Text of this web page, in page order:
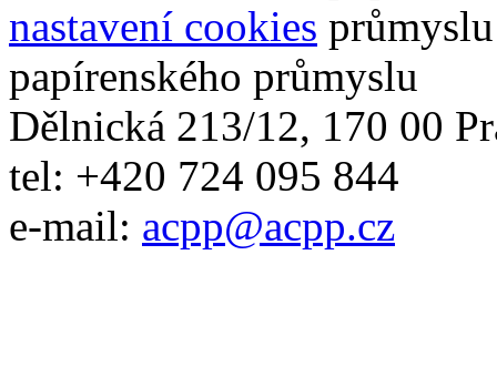
nastavení cookies
papírenského průmyslu
Dělnická 213/12, 170 00
tel: +420 724 095 844
e-mail: acpp@acpp.cz